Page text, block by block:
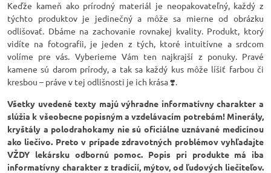
Keďže kameň ako prírodný materiál je neopakovateľný, každý z
týchto produktov je jedinečný a môže sa mierne od obrázku
odlišovať. Dbáme na zachovanie rovnakej kvality. Produkt, ktorý
vidíte na fotografii, je jeden z tých, ktoré intuitívne a srdcom
volíme pre vás. Vyberieme Vám ten najkrajší z ponuky. Pravé
kamene sú darom prírody, a tak sa každý kus môže líšiť farbou či
kresbou – práve v tej odlišnosti je ich krása ❣️.
Všetky uvedené texty majú výhradne informatívny charakter a
slúžia k všeobecne popisným a vzdelávacím potrebám! Minerály,
kryštály a polodrahokamy nie sú oficiálne uznávané medicínou
ako liečivo. Preto v prípade zdravotných problémov vyhľadajte
VŽDY lekársku odbornú pomoc. Popis pri produkte má iba
informatívny charakter z tradícií, mýtov, od ľudových liečiteľov.